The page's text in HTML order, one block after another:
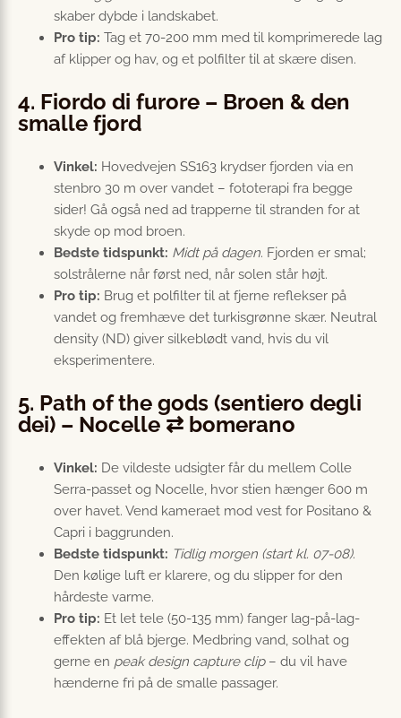
skaber dybde i landskabet.
Pro tip: Tag et 70-200 mm med til komprimerede lag
af klipper og hav, og et polfilter til at skære disen.
4. Fiordo di furore – Broen & den
smalle fjord
Vinkel: Hovedvejen SS163 krydser fjorden via en
stenbro 30 m over vandet – fototerapi fra begge
sider! Gå også ned ad trapperne til stranden for at
skyde op mod broen.
Bedste tidspunkt: Midt på dagen. Fjorden er smal;
solstrålerne når først ned, når solen står højt.
Pro tip: Brug et polfilter til at fjerne reflekser på
vandet og fremhæve det turkisgrønne skær. Neutral
density (ND) giver silkeblødt vand, hvis du vil
eksperimentere.
5. Path of the gods (sentiero degli
dei) – Nocelle ⇄ bomerano
Vinkel: De vildeste udsigter får du mellem Colle
Serra-passet og Nocelle, hvor stien hænger 600 m
over havet. Vend kameraet mod vest for Positano &
Capri i baggrunden.
Bedste tidspunkt: Tidlig morgen (start kl. 07-08).
Den kølige luft er klarere, og du slipper for den
hårdeste varme.
Pro tip: Et let tele (50-135 mm) fanger lag-på-lag-
effekten af blå bjerge. Medbring vand, solhat og
gerne en peak design capture clip– du vil have
hænderne fri på de smalle passager.